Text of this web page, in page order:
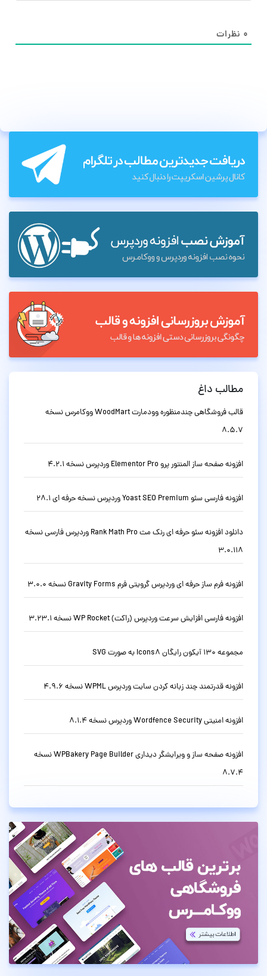
۰ نظرات
مطالب داغ
قالب فروشگاهی چندمنظوره وودمارت WoodMart ووکامرس نسخه
8.5.7
افزونه صفحه ساز المنتور پرو Elementor Pro وردپرس نسخه 4.2.1
افزونه فارسی سئو Yoast SEO Premium وردپرس نسخه حرفه ای 28.1
دانلود افزونه سئو حرفه ای رنک مث Rank Math Pro وردپرس فارسی نسخه
3.0.118
افزونه فرم ساز حرفه ای وردپرس گرویتی فرم Gravity Forms نسخه 3.0.0
افزونه فارسی افزایش سرعت وردپرس (راکت) WP Rocket نسخه 3.23.1
مجموعه 130 آیکون رایگان Icons8 به صورت SVG
افزونه قدرتمند چند زبانه کردن سایت وردپرس WPML نسخه 4.9.6
افزونه امنیتی Wordfence Security وردپرس نسخه 8.1.4
افزونه صفحه ساز و ویرایشگر دیداری WPBakery Page Builder نسخه
8.7.4